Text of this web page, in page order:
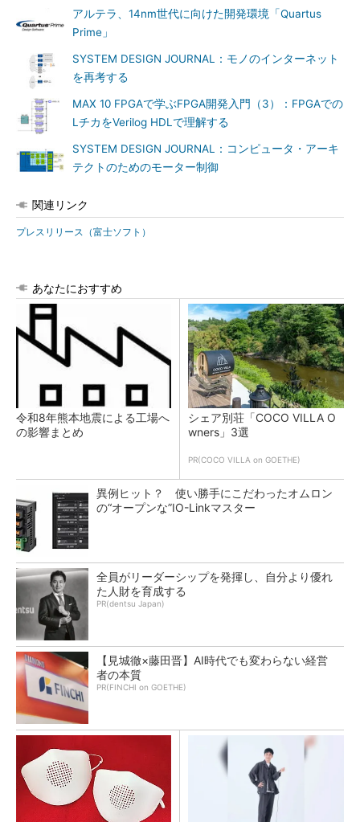
アルテラ、14nm世代に向けた開発環境「Quartus
Prime」
SYSTEM DESIGN JOURNAL：モノのインターネット
を再考する
MAX 10 FPGAで学ぶFPGA開発入門（3）：FPGAでの
LチカをVerilog HDLで理解する
SYSTEM DESIGN JOURNAL：コンピュータ・アーキ
テクトのためのモーター制御
関連リンク
プレスリリース（富士ソフト）
あなたにおすすめ
令和8年熊本地震による工場へ
の影響まとめ
シェア別荘「COCO VILLA O
wners」3選
PR(COCO VILLA on GOETHE)
異例ヒット？ 使い勝手にこだわったオムロン
の“オープンな”IO-Linkマスター
全員がリーダーシップを発揮し、自分より優れ
た人財を育成する
PR(dentsu Japan)
【見城徹×藤田晋】AI時代でも変わらない経営
者の本質
PR(FINCHI on GOETHE)